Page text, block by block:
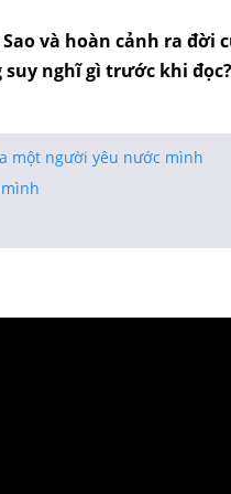
và hoàn cảnh ra đời
nghĩ gì trước khi đọc?
một người yêu nước mình